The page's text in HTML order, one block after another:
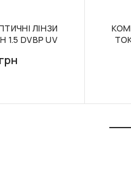
ЛІНЗИ
1.5 DVBP UV